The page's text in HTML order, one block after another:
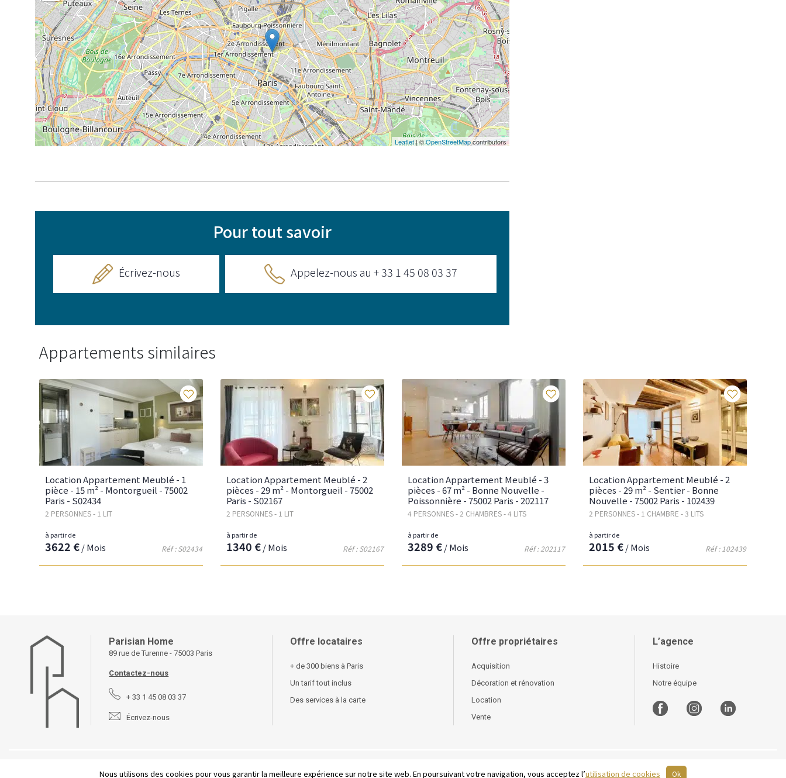
Leaflet| ©OpenStreetMapcontributors
Pour tout savoir
Écrivez-nous Appelez-nous au + 33 1 45 08 03 37
Appartements similaires
Favoris
Location Appartement Meublé - 1
pièce - 15 m² - Montorgueil - 75002
Paris - S02434
2 PERSONNES - 1 LIT
Réf : S02434
à partir de
3622 €/ Mois
Favoris
Location Appartement Meublé - 2
pièces - 29 m² - Montorgueil - 75002
Paris - S02167
2 PERSONNES - 1 LIT
Réf : S02167
à partir de
1340 €/ Mois
Favoris
Location Appartement Meublé - 3
pièces - 67 m² - Bonne Nouvelle -
Poissonnière - 75002 Paris - 202117
4 PERSONNES - 2 CHAMBRES - 4 LITS
Réf : 202117
à partir de
3289 €/ Mois
Favoris
Location Appartement Meublé - 2
pièces - 29 m² - Sentier - Bonne
Nouvelle - 75002 Paris - 102439
2 PERSONNES - 1 CHAMBRE - 3 LITS
Réf : 102439
à partir de
2015 €/ Mois
Parisian Home
89 rue de Turenne - 75003 Paris
Contactez-nous
+ 33 1 45 08 03 37
Écrivez-nous
Offre locataires
+ de 300 biens à Paris
Un tarif tout inclus
Des services à la carte
Offre propriétaires
Acquisition
Décoration et rénovation
Location
Vente
L’agence
Histoire
Notre équipe
Nous utilisons des cookies pour vous garantir la meilleure expérience sur notre site web. En poursuivant votre navigation, vous acceptez l’utilisation de cookies Ok